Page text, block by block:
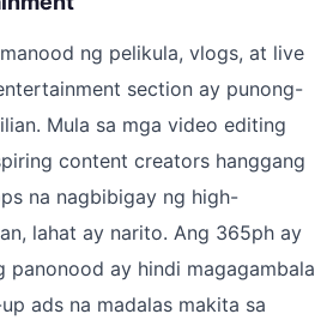
ng pelikula, vlogs, at live
section ay punong-
Mula sa mga video editing
content creators hanggang
na nagbibigay ng high-
lahat ay narito. Ang 365ph ay
panonood ay hindi magagambala
ads na madalas makita sa